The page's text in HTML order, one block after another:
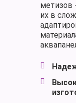
метизов
их в